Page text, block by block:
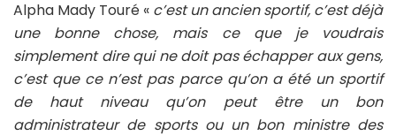
Alpha Mady Touré « c’est un ancien sportif, c’est déjà
une bonne chose, mais ce que je voudrais
simplement dire qui ne doit pas échapper aux gens,
c’est que ce n’est pas parce qu’on a été un sportif
de haut niveau qu’on peut être un bon
administrateur de sports ou un bon ministre des